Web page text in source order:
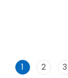
1 2 3